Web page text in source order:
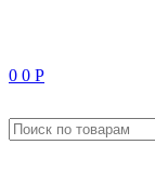
0 0 Р